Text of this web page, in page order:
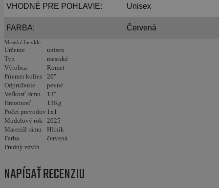
VHODNÉ PRE POHLAVIE: Unisex
FARBA: Červená
Mestské bicykle
Určenie
unisex
Typ
mestské
Výrobca
Romet
Priemer kolies
20"
Odpruženie
pevné
Veľkosť rámu
13"
Hmotnosť
13Kg
Počet prevodov 1x1
Modelový rok
2025
Materiál rámu
Hliník
Farba
červená
Predný zdvih
NAPÍSAŤ RECENZIU